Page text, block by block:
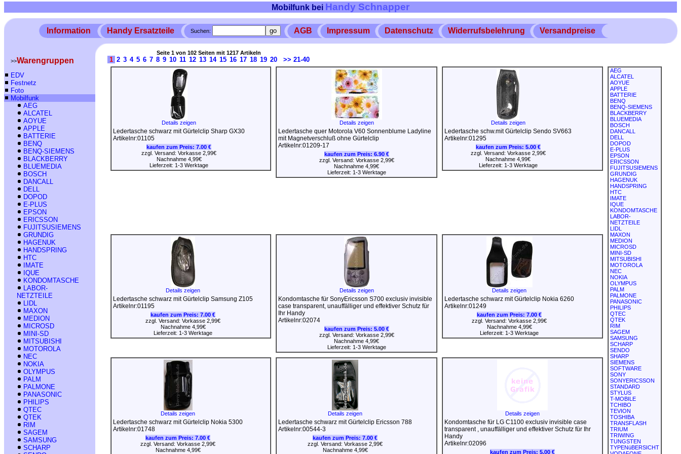
Mobilfunk bei Handy Schnapper
Information Handy Ersatzteile Suchen: AGB Impressum Datenschutz Widerrufsbelehrung Versandpreise
>>Warengruppen
EDV
Festnetz
Foto
Mobilfunk
AEG
ALCATEL
AOYUE
APPLE
BATTERIE
BENQ
BENQ-SIEMENS
BLACKBERRY
BLUEMEDIA
BOSCH
DANCALL
DELL
DOPOD
E-PLUS
EPSON
ERICSSON
FUJITSUSIEMENS
GRUNDIG
HAGENUK
HANDSPRING
HTC
IMATE
IQUE
KONDOMTASCHE
LABOR-
NETZTEILE
LIDL
MAXON
MEDION
MICROSD
MINI-SD
MITSUBISHI
MOTOROLA
NEC
NOKIA
OLYMPUS
PALM
PALMONE
PANASONIC
PHILIPS
QTEC
QTEK
RIM
SAGEM
SAMSUNG
SCHARP
Seite 1 von 102 Seiten mit 1217 Artikeln
1 2 3 4 5 6 7 8 9 10 11 12 13 14 15 16 17 18 19 20 >> 21-40
Details zeigen
Ledertasche schwarz mit Gürtelclip Sharp GX30
Artikelnr:01105
kaufen zum Preis: 7.00 €
zzgl. Versand: Vorkasse 2,99€
Nachnahme 4,99€
Lieferzeit: 1-3 Werktage
Details zeigen
Ledertasche quer Motorola V60 Sonnenblume Ladyline
mit Magnetverschluß ohne Gürtelclip
Artikelnr:01209-17
kaufen zum Preis: 6.90 €
zzgl. Versand: Vorkasse 2,99€
Nachnahme 4,99€
Lieferzeit: 1-3 Werktage
Details zeigen
Ledertasche schw.mit Gürtelclip Sendo SV663
Artikelnr:01295
kaufen zum Preis: 5.00 €
zzgl. Versand: Vorkasse 2,99€
Nachnahme 4,99€
Lieferzeit: 1-3 Werktage
AEG
ALCATEL
AOYUE
APPLE
BATTERIE
BENQ
BENQ-SIEMENS
BLACKBERRY
BLUEMEDIA
BOSCH
DANCALL
DELL
DOPOD
E-PLUS
EPSON
ERICSSON
FUJITSUSIEMENS
GRUNDIG
HAGENUK
HANDSPRING
HTC
IMATE
IQUE
KONDOMTASCHE
LABOR-
NETZTEILE
LIDL
MAXON
MEDION
MICROSD
MINI-SD
MITSUBISHI
MOTOROLA
NEC
NOKIA
OLYMPUS
PALM
PALMONE
PANASONIC
PHILIPS
QTEC
QTEK
RIM
SAGEM
SAMSUNG
SCHARP
SENDO
SHARP
SIEMENS
SOFTWARE
SONY
SONYERICSSON
STANDARD
STYLUS
T-MOBILE
TCHIBO
TEVION
TOSHIBA
TRANSFLASH
TRIUM
TRIWING
TUNGSTEN
TYPENüBERSICHT
Details zeigen
Ledertasche schwarz mit Gürtelclip Samsung Z105
Artikelnr:01195
kaufen zum Preis: 7.00 €
zzgl. Versand: Vorkasse 2,99€
Nachnahme 4,99€
Lieferzeit: 1-3 Werktage
Details zeigen
Kondomtasche für SonyEricsson S700 exclusiv invisible
case transparent, unauffälliger und effektiver Schutz für
Ihr Handy
Artikelnr:02074
kaufen zum Preis: 5.00 €
zzgl. Versand: Vorkasse 2,99€
Nachnahme 4,99€
Lieferzeit: 1-3 Werktage
Details zeigen
Ledertasche schwarz mit Gürtelclip Nokia 6260
Artikelnr:01249
kaufen zum Preis: 7.00 €
zzgl. Versand: Vorkasse 2,99€
Nachnahme 4,99€
Lieferzeit: 1-3 Werktage
Details zeigen
Ledertasche schwarz mit Gürtelclip Nokia 5300
Artikelnr:01748
kaufen zum Preis: 7.00 €
zzgl. Versand: Vorkasse 2,99€
Nachnahme 4,99€
Details zeigen
Ledertasche schwarz mit Gürtelclip Ericsson 788
Artikelnr:00544-3
kaufen zum Preis: 7.00 €
zzgl. Versand: Vorkasse 2,99€
Nachnahme 4,99€
Details zeigen
Kondomtasche für LG C1100 exclusiv invisible case
transparent , unauffälliger und effektiver Schutz für Ihr
Handy
Artikelnr:02096
kaufen zum Preis: 5.00 €